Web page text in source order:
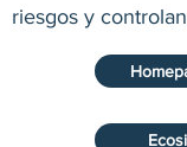
riesgos y